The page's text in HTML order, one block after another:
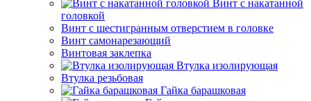
Винт с накатанной
головкой
Винт с шестигранным отверстием в головке
Винт самонарезающий
Винтовая заклепка
Втулка изолирующая
Втулка резьбовая
Гайка барашковая